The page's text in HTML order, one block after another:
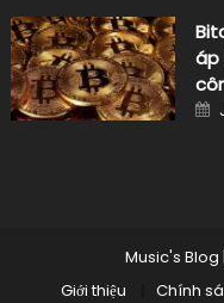
áp
Music's Blog |
Giới thiệu
Chính